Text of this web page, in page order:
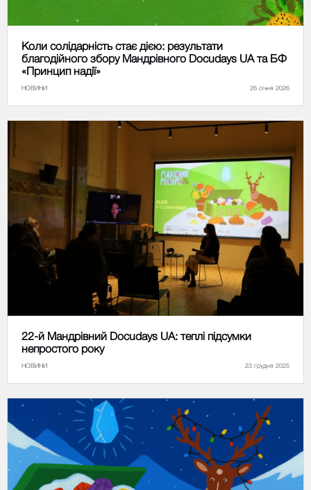
Коли солідарність стає дією: результати
благодійного збору Мандрівного Docudays UA та БФ
«Принцип надії»
НОВИНИ 26 січня 2026
22-й Мандрівний Docudays UA: теплі підсумки
непростого року
НОВИНИ 23 грудня 2025